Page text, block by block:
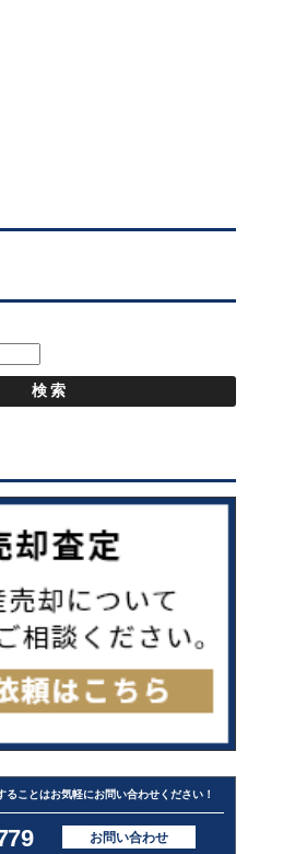
ることはお気軽にお問い合わせください！
お問い合わせ